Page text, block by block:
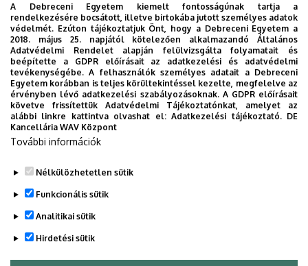
A Debreceni Egyetem kiemelt fontosságúnak tartja a
rendelkezésére bocsátott, illetve birtokába jutott személyes adatok
védelmét. Ezúton tájékoztatjuk Önt, hogy a Debreceni Egyetem a
2018. május 25. napjától kötelezően alkalmazandó Általános
Adatvédelmi Rendelet alapján felülvizsgálta folyamatait és
beépítette a GDPR előírásait az adatkezelési és adatvédelmi
tevékenységébe. A felhasználók személyes adatait a Debreceni
Egyetem korábban is teljes körültekintéssel kezelte, megfelelve az
érvényben lévő adatkezelési szabályozásoknak. A GDPR előírásait
követve frissítettük Adatvédelmi Tájékoztatónkat, amelyet az
alábbi linkre kattintva olvashat el:Adatkezelési tájékoztató. DE
Kancellária WAV Központ
További információk
Nélkülözhetetlen sütik
Funkcionális sütik
Analitikai sütik
Hirdetési sütik